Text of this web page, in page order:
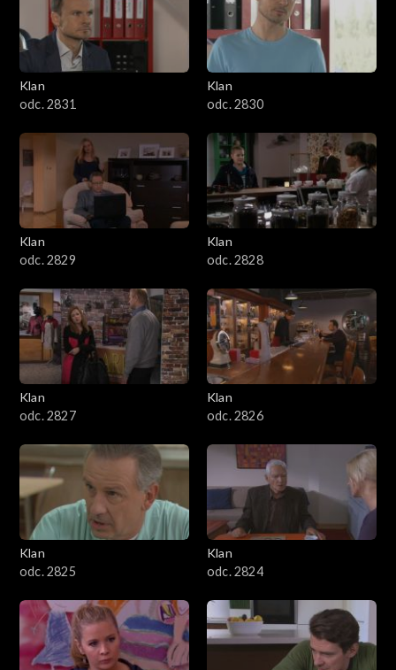
Klan
odc. 2831
Klan
odc. 2830
Klan
odc. 2829
Klan
odc. 2828
Klan
odc. 2827
Klan
odc. 2826
Klan
odc. 2825
Klan
odc. 2824